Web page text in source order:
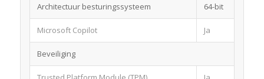
Architectuur besturingssysteem 64-bit
Microsoft Copilot Ja
Beveiliging